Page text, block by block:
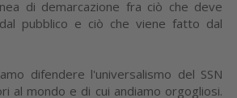
di demarcazione fra ciò che deve
pubblico e ciò che viene fatto dal
difendere l'universalismo del SSN
al mondo e di cui andiamo orgogliosi.